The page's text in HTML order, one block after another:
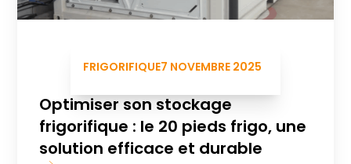
FRIGORIFIQUE7 NOVEMBRE 2025
Optimiser son stockage
frigorifique : le 20 pieds frigo, une
solution efficace et durable